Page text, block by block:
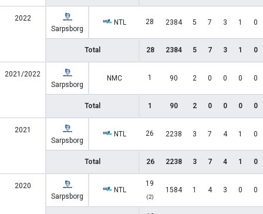
2022
Sarpsborg
NTL 28 2384 5 7 3 1 0
Total 28 2384 5 7 3 1 0
2021/2022
Sarpsborg
NMC 1 90 2 0 0 0 0
Total 1 90 2 0 0 0 0
2021
Sarpsborg
NTL 26 2238 3 7 4 1 0
Total 26 2238 3 7 4 1 0
2020
Sarpsborg
NTL
19
(2)
1584 1 4 3 0 0